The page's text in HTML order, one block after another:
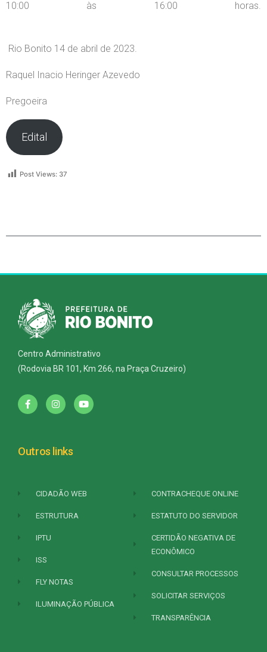
10:00 às 16:00 horas.
Rio Bonito 14 de abril de 2023.
Raquel Inacio Heringer Azevedo
Pregoeira
Edital
Post Views: 37
Centro Administrativo
(Rodovia BR 101, Km 266, na Praça Cruzeiro)
Outros links
CIDADÃO WEB
ESTRUTURA
IPTU
ISS
FLY NOTAS
ILUMINAÇÃO PÚBLICA
CONTRACHEQUE ONLINE
ESTATUTO DO SERVIDOR
CERTIDÃO NEGATIVA DE
ECONÔMICO
CONSULTAR PROCESSOS
SOLICITAR SERVIÇOS
TRANSPARÊNCIA